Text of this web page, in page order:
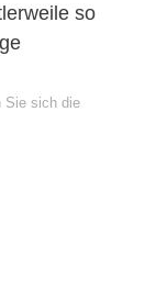
so
Sie sich die